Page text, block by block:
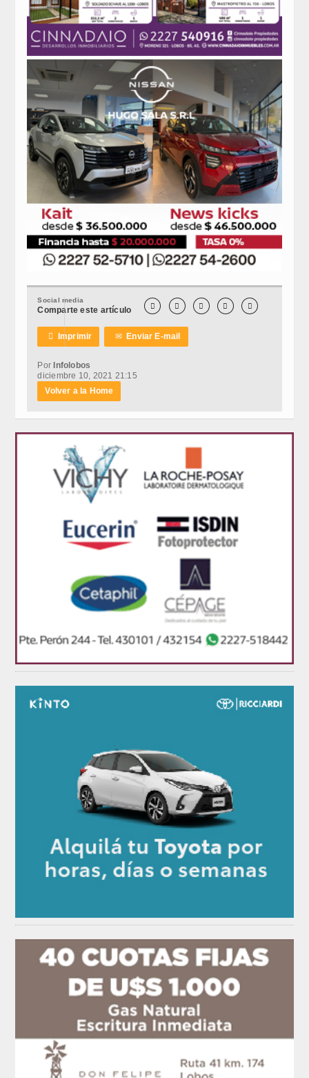
Social media
Comparte este artículo     
 Imprimir ✉Enviar E-mail
Por Infolobos
diciembre 10, 2021 21:15
Volver a la Home